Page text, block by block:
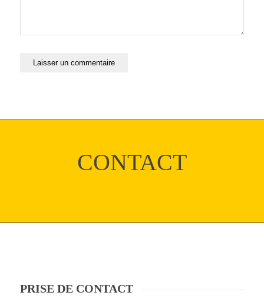
CONTACT
PRISE DE CONTACT